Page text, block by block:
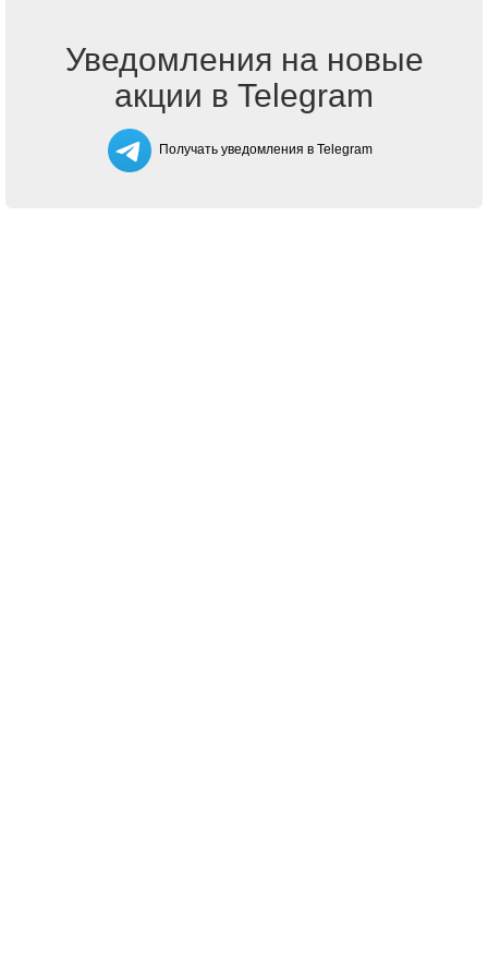
Уведомления на новые
акции в Telegram
Получать уведомления в Telegram